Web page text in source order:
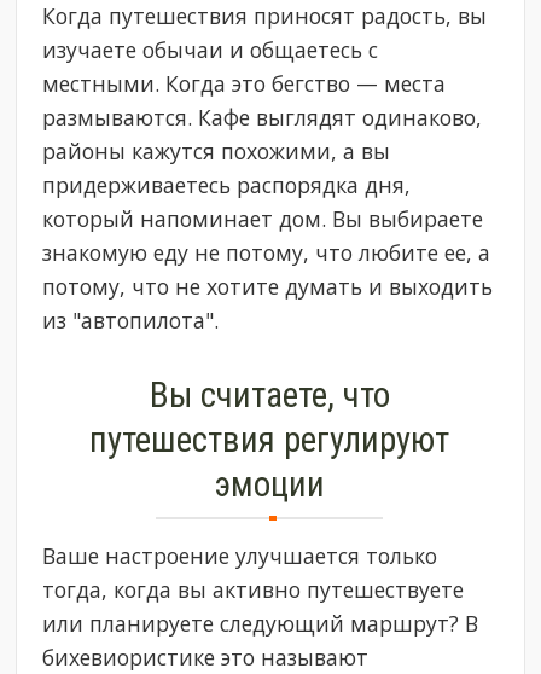
Когда путешествия приносят радость, вы
изучаете обычаи и общаетесь с
местными. Когда это бегство — места
размываются. Кафе выглядят одинаково,
районы кажутся похожими, а вы
придерживаетесь распорядка дня,
который напоминает дом. Вы выбираете
знакомую еду не потому, что любите ее, а
потому, что не хотите думать и выходить
из "автопилота".
Вы считаете, что
путешествия регулируют
эмоции
Ваше настроение улучшается только
тогда, когда вы активно путешествуете
или планируете следующий маршрут? В
бихевиористике это называют